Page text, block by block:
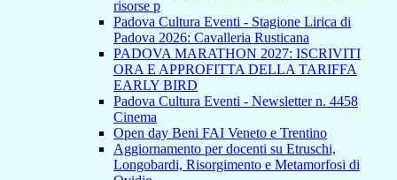
risorse p
Padova Cultura Eventi - Stagione Lirica di
Padova 2026: Cavalleria Rusticana
PADOVA MARATHON 2027: ISCRIVITI
ORA E APPROFITTA DELLA TARIFFA
EARLY BIRD
Padova Cultura Eventi - Newsletter n. 4458
Cinema
Open day Beni FAI Veneto e Trentino
Aggiornamento per docenti su Etruschi,
Longobardi, Risorgimento e Metamorfosi di